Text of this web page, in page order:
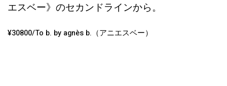
エスベー》のセカンドラインから。
¥30800/To b. by agnès b.（アニエスベー）